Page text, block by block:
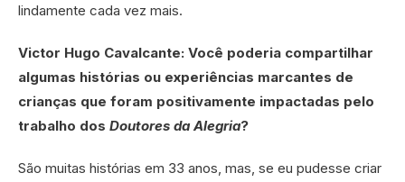
lindamente cada vez mais.
Victor Hugo Cavalcante: Você poderia compartilhar
algumas histórias ou experiências marcantes de
crianças que foram positivamente impactadas pelo
trabalho dos Doutores da Alegria?
São muitas histórias em 33 anos, mas, se eu pudesse criar